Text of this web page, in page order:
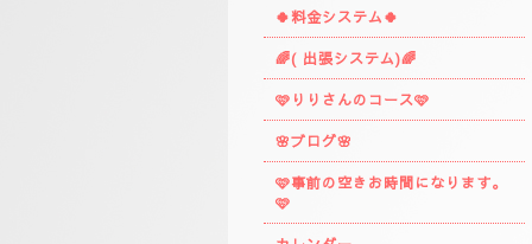
🍀料金システム🍀
🌈( 出張システム)🌈
🩷りりさんのコース🩷
🌸ブログ🌸
🩷事前の空きお時間になります。
🩷